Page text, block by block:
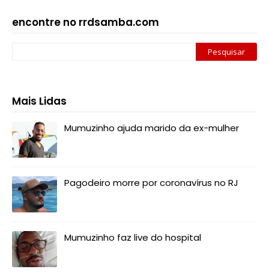
encontre no rrdsamba.com
Mais Lidas
Mumuzinho ajuda marido da ex-mulher
Pagodeiro morre por coronavírus no RJ
Mumuzinho faz live do hospital